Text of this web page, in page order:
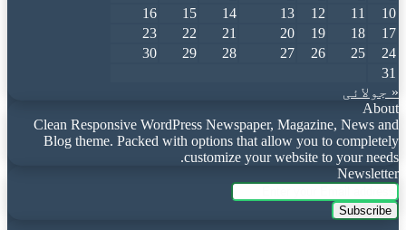
10
11
12
13
14
15
16
17
18
19
20
21
22
23
24
25
26
27
28
29
30
31
« جولائی
About
Clean Responsive WordPress Newspaper, Magazine, News and
Blog theme. Packed with options that allow you to completely
customize your website to your needs.
Newsletter
Enter
your
Email